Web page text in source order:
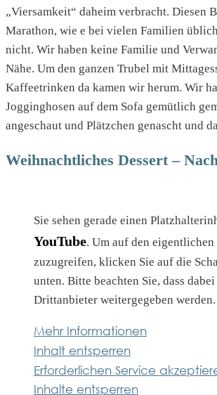
„Viersamkeit“ daheim verbracht. Diesen
Marathon, wie e bei vielen Familien
nicht. Wir haben keine Familie und
Nähe. Um den ganzen Trubel mit
Kaffeetrinken da kamen wir herum. Wir
Jogginghosen auf dem Sofa gemütlich
angeschaut und Plätzchen genascht und
Weihnachtliches Dessert –
Sie sehen gerade einen
YouTube. Um auf den
zuzugreifen, klicken Sie auf die
unten. Bitte beachten Sie, dass
Drittanbieter weitergegeben werden.
Mehr Informationen
Inhalt entsperren
Erforderlichen Service
Inhalte entsperren